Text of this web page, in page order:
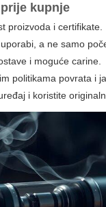
kupnje
proizvoda i certifikate.
a ne samo
i moguće carine.
politikama povrata i
i koristite